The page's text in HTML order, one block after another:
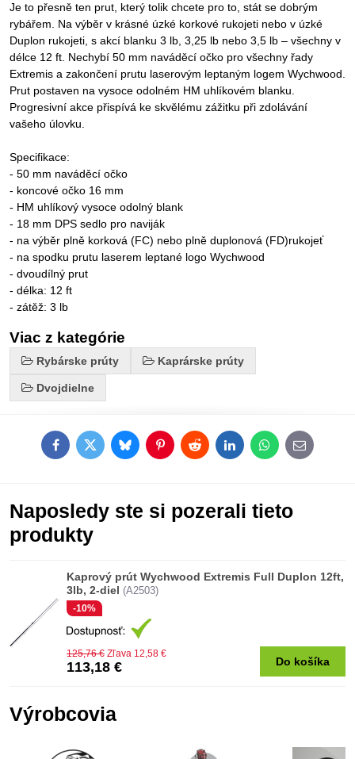
Je to přesně ten prut, který tolik chcete pro to, stát se dobrým
rybářem. Na výběr v krásné úzké korkové rukojeti nebo v úzké
Duplon rukojeti, s akcí blanku 3 lb, 3,25 lb nebo 3,5 lb – všechny v
délce 12 ft. Nechybí 50 mm naváděcí očko pro všechny řady
Extremis a zakončení prutu laserovým leptaným logem Wychwood.
Prut postaven na vysoce odolném HM uhlíkovém blanku.
Progresivní akce přispívá ke skvělému zážitku při zdolávání
vašeho úlovku.
Specifikace:
- 50 mm naváděcí očko
- koncové očko 16 mm
- HM uhlíkový vysoce odolný blank
- 18 mm DPS sedlo pro naviják
- na výběr plně korková (FC) nebo plně duplonová (FD)rukojeť
- na spodku prutu laserem leptané logo Wychwood
- dvoudílný prut
- délka: 12 ft
- zátěž: 3 lb
Viac z kategórie
Rybárske prúty Kaprárske prúty
Dvojdielne
FacebookTwitterBlueskyPinterestRedditLinkedInWhatsApp
E-
mail
Naposledy ste si pozerali tieto
produkty
Kaprový prút Wychwood Extremis Full Duplon 12ft,
3lb, 2-diel (A2503)
-10%
113,18 €
125,76 € Zľava 12,58 €
Do košíka
Výrobcovia